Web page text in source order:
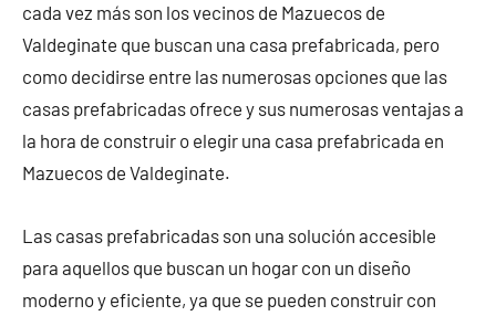
cada vez más son los vecinos de Mazuecos de
Valdeginate que buscan una casa prefabricada, pero
como decidirse entre las numerosas opciones que las
casas prefabricadas ofrece y sus numerosas ventajas a
la hora de construir o elegir una casa prefabricada en
Mazuecos de Valdeginate.
Las casas prefabricadas son una solución accesible
para aquellos que buscan un hogar con un diseño
moderno y eficiente, ya que se pueden construir con